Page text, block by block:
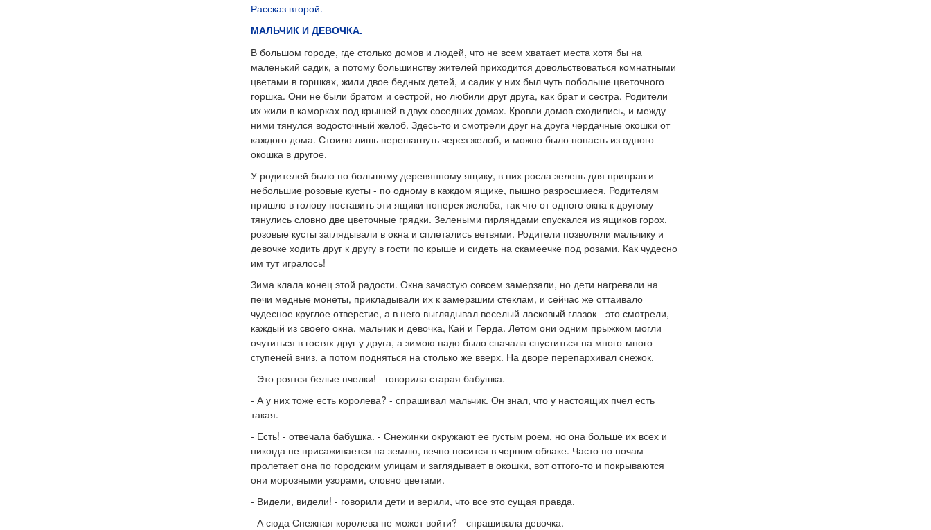
Рассказ второй.
МАЛЬЧИК И ДЕВОЧКА.
В большом городе, где столько домов и людей, что не всем хватает места хотя бы на
маленький садик, а потому большинству жителей приходится довольствоваться комнатными
цветами в горшках, жили двое бедных детей, и садик у них был чуть побольше цветочного
горшка. Они не были братом и сестрой, но любили друг друга, как брат и сестра. Родители
их жили в каморках под крышей в двух соседних домах. Кровли домов сходились, и между
ними тянулся водосточный желоб. Здесь-то и смотрели друг на друга чердачные окошки от
каждого дома. Стоило лишь перешагнуть через желоб, и можно было попасть из одного
окошка в другое.
У родителей было по большому деревянному ящику, в них росла зелень для приправ и
небольшие розовые кусты - по одному в каждом ящике, пышно разросшиеся. Родителям
пришло в голову поставить эти ящики поперек желоба, так что от одного окна к другому
тянулись словно две цветочные грядки. Зелеными гирляндами спускался из ящиков горох,
розовые кусты заглядывали в окна и сплетались ветвями. Родители позволяли мальчику и
девочке ходить друг к другу в гости по крыше и сидеть на скамеечке под розами. Как чудесно
им тут игралось!
Зима клала конец этой радости. Окна зачастую совсем замерзали, но дети нагревали на
печи медные монеты, прикладывали их к замерзшим стеклам, и сейчас же оттаивало
чудесное круглое отверстие, а в него выглядывал веселый ласковый глазок - это смотрели,
каждый из своего окна, мальчик и девочка, Кай и Герда. Летом они одним прыжком могли
очутиться в гостях друг у друга, а зимою надо было сначала спуститься на много-много
ступеней вниз, а потом подняться на столько же вверх. На дворе перепархивал снежок.
- Это роятся белые пчелки! - говорила старая бабушка.
- А у них тоже есть королева? - спрашивал мальчик. Он знал, что у настоящих пчел есть
такая.
- Есть! - отвечала бабушка. - Снежинки окружают ее густым роем, но она больше их всех и
никогда не присаживается на землю, вечно носится в черном облаке. Часто по ночам
пролетает она по городским улицам и заглядывает в окошки, вот оттого-то и покрываются
они морозными узорами, словно цветами.
- Видели, видели! - говорили дети и верили, что все это сущая правда.
- А сюда Снежная королева не может войти? - спрашивала девочка.